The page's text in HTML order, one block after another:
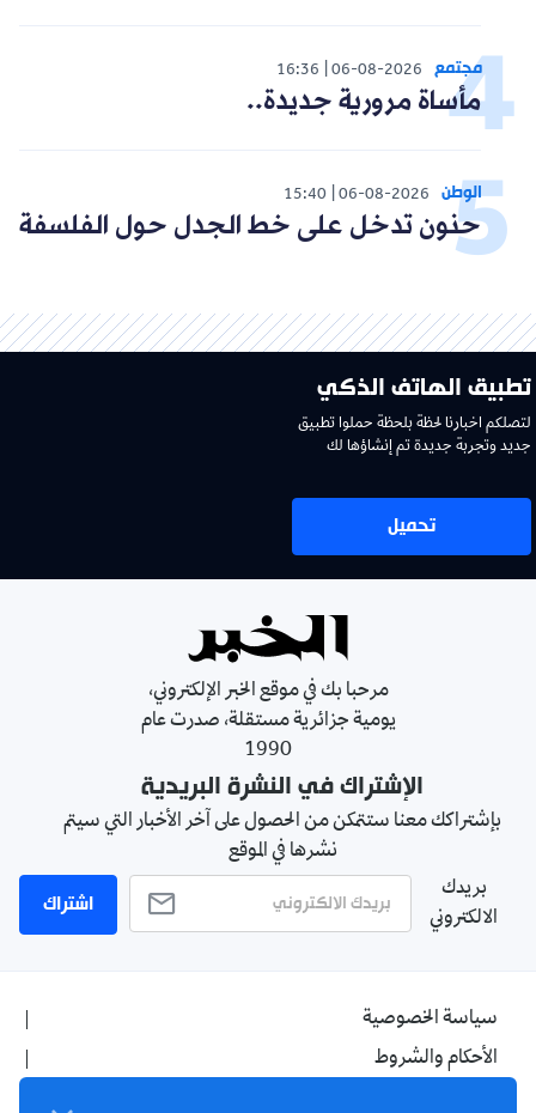
مجتمع 06-08-2026
16:36
مأساة مرورية جديدة..
الوطن 06-08-2026
15:40
حنون تدخل على خط الجدل حول الفلسفة
تطبيق الهاتف الذكي
لتصلكم اخبارنا لحظة بلحظة حملوا تطبيق
جديد وتجربة جديدة تم إنشاؤها لك
تحميل
مرحبا بك في موقع الخبر الإلكتروني،
يومية جزائرية مستقلة، صدرت عام
1990
الإشتراك في النشرة البريدية
بإشتراكك معنا ستتمكن من الحصول على آخر الأخبار التي سيتم
نشرها في الموقع
بريدك
الالكتروني
اشتراك
سياسة الخصوصية
الأحكام والشروط